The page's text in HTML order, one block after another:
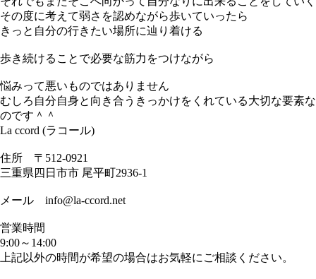
その度に考えて弱さを認めながら歩いていったら
きっと自分の行きたい場所に辿り着ける
歩き続けることで必要な筋力をつけながら
悩みって悪いものではありません
むしろ自分自身と向き合うきっかけをくれている大切な要素な
のです＾＾
La ccord (ラコール)
住所 〒512-0921
三重県四日市市 尾平町2936-1
メール info@la-ccord.net
営業時間
9:00～14:00
上記以外の時間が希望の場合はお気軽にご相談ください。